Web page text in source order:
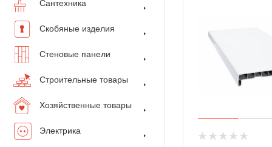
Сантехника
Скобяные изделия
Стеновые панели
Строительные товары
Хозяйственные товары
Электрика